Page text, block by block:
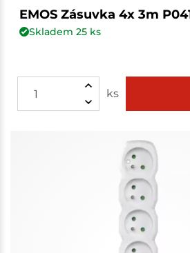
EMOS Zásuvka 4x 3m
Skladem 25ks
ks